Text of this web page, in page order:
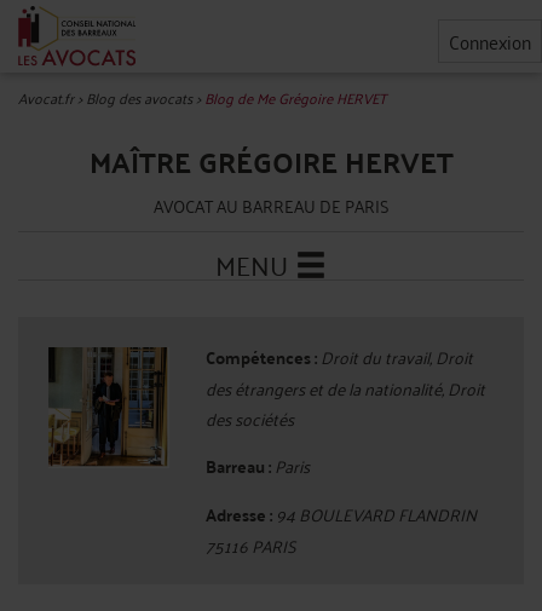
Connexion
Avocat.fr>Blog des avocats>Blog de Me Grégoire HERVET
MAÎTRE GRÉGOIRE HERVET
AVOCAT AU BARREAU DE PARIS
MENU
Compétences : Droit du travail, Droit
des étrangers et de la nationalité, Droit
des sociétés
Barreau : Paris
Adresse : 94 BOULEVARD FLANDRIN
75116 PARIS